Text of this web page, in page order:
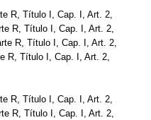
R, Título I, Cap. I, Art. 2,
R, Título I, Cap. I, Art. 2,
R, Título I, Cap. I, Art. 2,
R, Título I, Cap. I, Art. 2,
R, Título I, Cap. I, Art. 2,
R, Título I, Cap. I, Art. 2,